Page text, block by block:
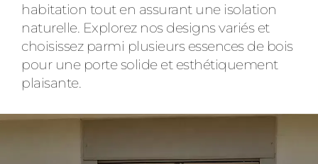
habitation tout en assurant une isolation
naturelle. Explorez nos designs variés et
choisissez parmi plusieurs essences de bois
pour une porte solide et esthétiquement
plaisante.